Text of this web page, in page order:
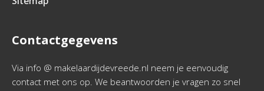
Contactgegevens
Via info @ makelaardijdevreede.nl neem je eenvoudig
contact met ons op. We beantwoorden je vragen zo snel